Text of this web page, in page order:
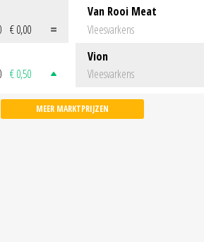
€ 0,00
€ 0,50
Van Rooi Meat
Vleesvarkens
Vion
Vleesvarkens
MEER MARKTPRIJZEN